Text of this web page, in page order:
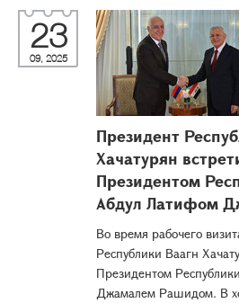
23
09, 2025
Президент
Хачатурян
Президентом
Абдул Латифом
Во время рабочего
Республики Ваагн
Президентом
Джамалем Рашидом. В